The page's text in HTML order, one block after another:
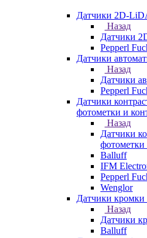
Датчики 2D-
Назад
Датчики
Pepperl
Датчики
Назад
Датчики
Pepperl
Датчики
фотометки и
Назад
Датчики
фотометки
Balluff
IFM
Pepperl
Wenglor
Датчики
Назад
Датчики
Balluff